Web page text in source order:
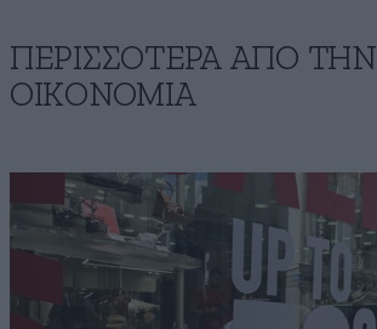
ΠΕΡΙΣΣΟΤΕΡΑ ΑΠΟ ΤΗΝ
ΟΙΚΟΝΟΜΙΑ